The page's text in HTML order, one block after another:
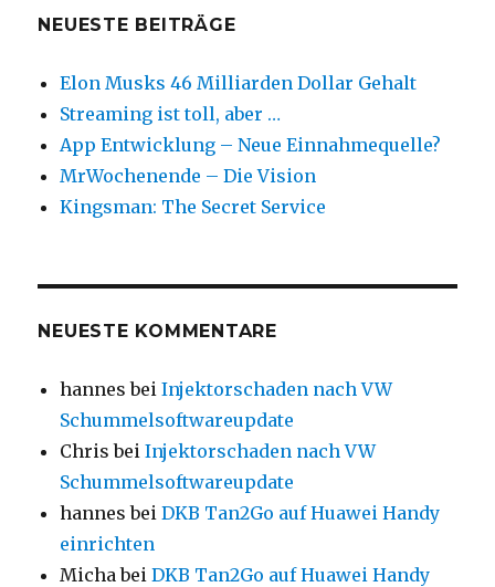
Erfahrungsbericht
NEUESTE BEITRÄGE
Elon Musks 46 Milliarden Dollar Gehalt
Streaming ist toll, aber …
App Entwicklung – Neue Einnahmequelle?
MrWochenende – Die Vision
Kingsman: The Secret Service
NEUESTE KOMMENTARE
hannes beiInjektorschaden nach VW
Schummelsoftwareupdate
Chris beiInjektorschaden nach VW
Schummelsoftwareupdate
hannes beiDKB Tan2Go auf Huawei Handy
einrichten
MichabeiDKB Tan2Go auf Huawei Handy